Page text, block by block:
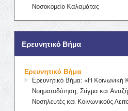
Νοσοκομείο Καλαμάτας
Ερευνητικό Βήμα
Ερευνητικό Βήμα
Ερευνητικό Βήμα: «Η Κοινωνική
Νοηματοδότηση, Στίγμα και
Νοσηλευτές και Κοινωνικούς